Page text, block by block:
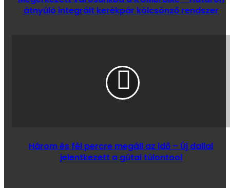
átnyúló integrált kerékpár kölcsönző rendszer
Három és fél percre megáll az idő – Új dallal
jelentkezett a gútai túlontool